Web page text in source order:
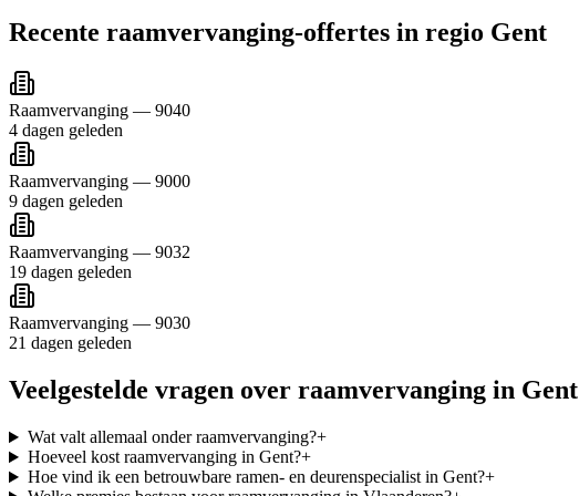
Recente raamvervanging-offertes in regio Gent
Raamvervanging — 9040
4 dagen geleden
Raamvervanging — 9000
9 dagen geleden
Raamvervanging — 9032
19 dagen geleden
Raamvervanging — 9030
21 dagen geleden
Veelgestelde vragen over raamvervanging in Gent
Wat valt allemaal onder raamvervanging?+
Hoeveel kost raamvervanging in Gent?+
Hoe vind ik een betrouwbare ramen- en deurenspecialist in Gent?+